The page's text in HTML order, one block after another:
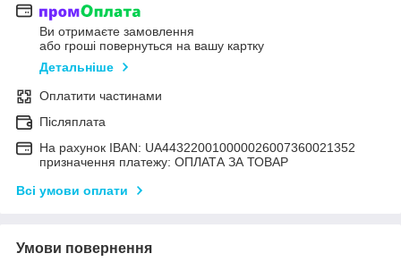
Ви отримаєте замовлення
або гроші повернуться на вашу картку
Детальніше
Оплатити частинами
Післяплата
На рахунок IBAN: UA443220010000026007360021352
призначення платежу: ОПЛАТА ЗА ТОВАР
Всі умови оплати
Умови повернення